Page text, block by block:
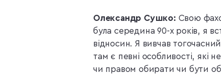
Олександр Сушко: Свою
була середина 90-х років, я
відносин. Я вивчав
там є певні особливості, які
чи правом обирати чи бути